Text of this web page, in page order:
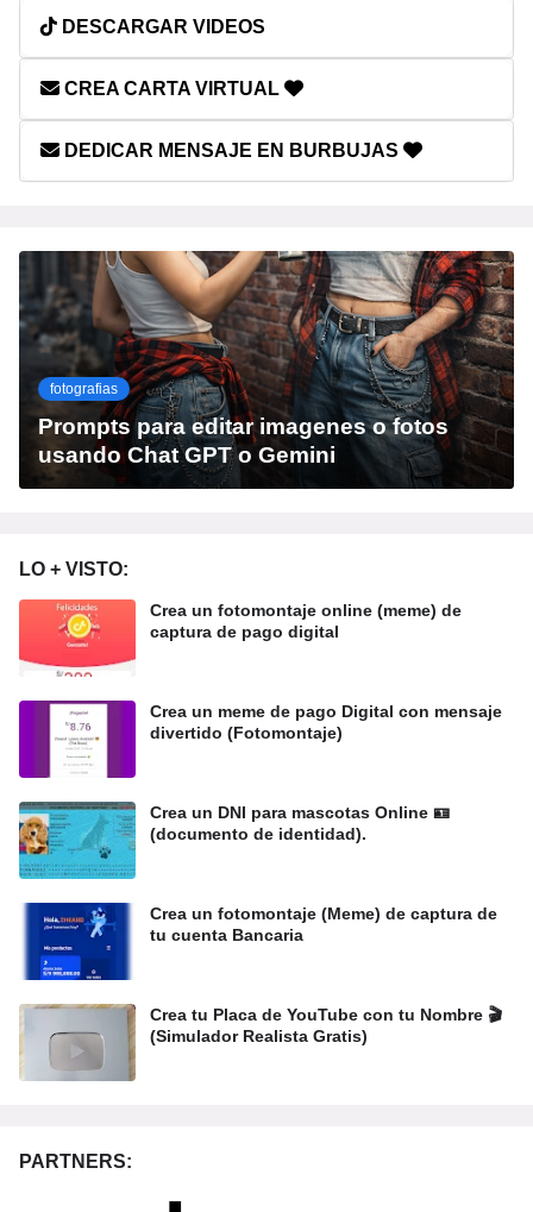
DESCARGAR VIDEOS
CREA CARTA VIRTUAL
DEDICAR MENSAJE EN BURBUJAS
fotografias
Prompts para editar imagenes o fotos
usando Chat GPT o Gemini
LO + VISTO:
Crea un fotomontaje online (meme) de
captura de pago digital
Crea un meme de pago Digital con mensaje
divertido (Fotomontaje)
Crea un DNI para mascotas Online 🪪
(documento de identidad).
Crea un fotomontaje (Meme) de captura de
tu cuenta Bancaria
Crea tu Placa de YouTube con tu Nombre 🎬
(Simulador Realista Gratis)
PARTNERS: